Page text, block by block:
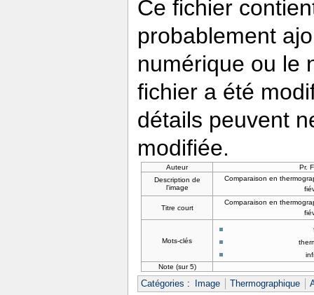
Ce fichier
probablement
numérique ou le
fichier a été
détails peuvent
modifiée.
Auteur
Pr.
Description de
l'image
Comparaison en
Titre court
Comparaison en
Mots-clés
Note (sur 5)
Catégories : Image Thermographique